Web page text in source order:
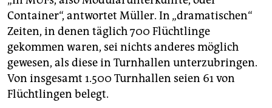
Container“, antwortet Müller. In „dramatischen“
Zeiten, in denen täglich 700 Flüchtlinge
gekommen waren, sei nichts anderes möglich
gewesen, als diese in Turnhallen unterzubringen.
Von insgesamt 1.500 Turnhallen seien 61 von
Flüchtlingen belegt.